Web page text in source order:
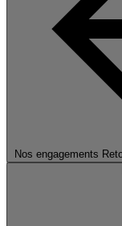
Nos engagements